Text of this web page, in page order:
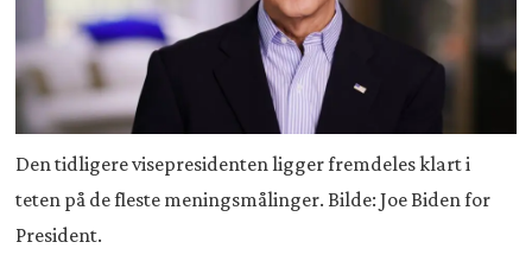
Den tidligere visepresidenten ligger fremdeles klart i
teten på de fleste meningsmålinger. Bilde: Joe Biden for
President.